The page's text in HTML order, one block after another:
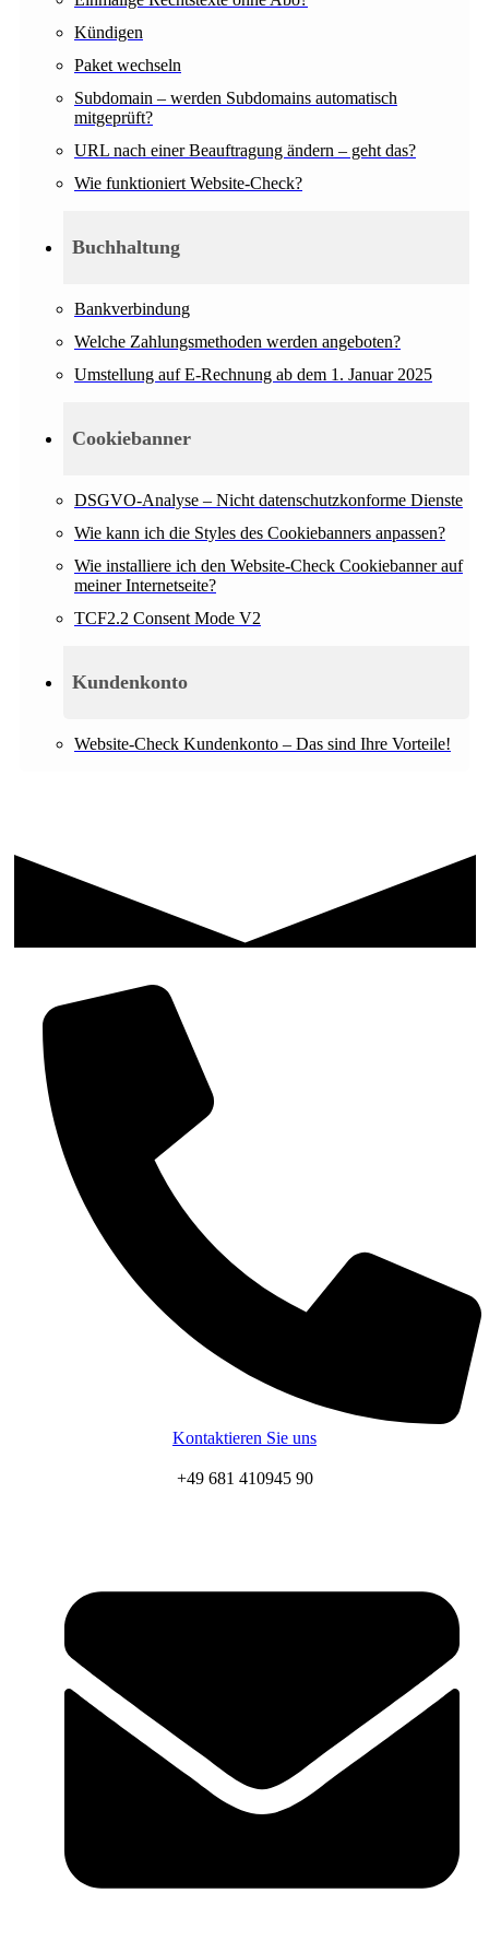
Kündigen
Paket wechseln
Subdomain – werden Subdomains automatisch
mitgeprüft?
URL nach einer Beauftragung ändern – geht das?
Wie funktioniert Website-Check?
Buchhaltung
Bankverbindung
Welche Zahlungsmethoden werden angeboten?
Umstellung auf E-Rechnung ab dem 1. Januar 2025
Cookiebanner
DSGVO-Analyse – Nicht datenschutzkonforme Dienste
Wie kann ich die Styles des Cookiebanners anpassen?
Wie installiere ich den Website-Check Cookiebanner auf
meiner Internetseite?
TCF2.2 Consent Mode V2
Kundenkonto
Website-Check Kundenkonto – Das sind Ihre Vorteile!
Kontaktieren Sie uns
+49 681 410945 90